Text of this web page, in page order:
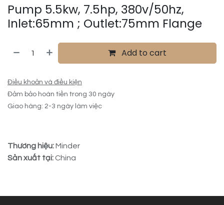
Pump 5.5kw, 7.5hp, 380v/50hz,
Inlet:65mm ; Outlet:75mm Flange
Add to cart
Điều khoản và điều kiện
Đảm bảo hoàn tiền trong 30 ngày
Giao hàng: 2-3 ngày làm việc
Thương hiệu:Minder
Sản xuất tại: China